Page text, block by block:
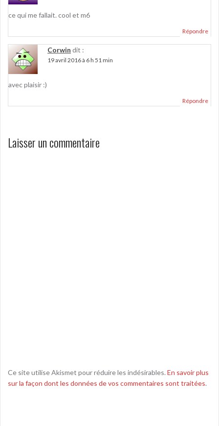
ce qui me fallait. cool et m6
Répondre
Corwin dit :
19 avril 2016 à 6 h 51 min
avec plaisir :)
Répondre
Laisser un commentaire
Ce site utilise Akismet pour réduire les indésirables.En savoir plus
sur la façon dont les données de vos commentaires sont traitées.